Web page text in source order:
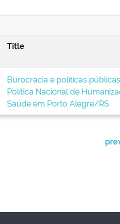
Title
Burocracia e políticas
Política Nacional de
Saúde em Porto Alegre/RS